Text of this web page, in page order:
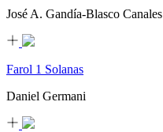
José A. Gandía-Blasco Canales
Farol 1 Solanas
Daniel Germani